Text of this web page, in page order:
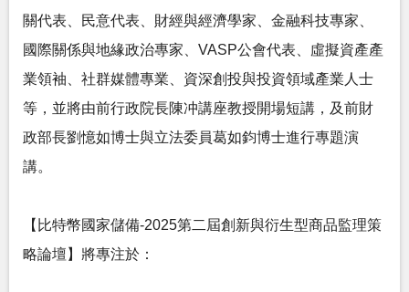
關代表、民意代表、財經與經濟學家、金融科技專家、
國際關係與地緣政治專家、VASP公會代表、虛擬資產產
業領袖、社群媒體專業、資深創投與投資領域產業人士
等，並將由前行政院長陳冲講座教授開場短講，及前財
政部長劉憶如博士與立法委員葛如鈞博士進行專題演
講。
【比特幣國家儲備-2025第二屆創新與衍生型商品監理策
略論壇】將專注於：